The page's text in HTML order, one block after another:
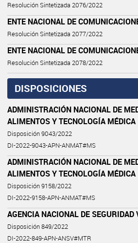
Resolución Sintetizada 2076/2022
ENTE NACIONAL DE
Resolución Sintetizada 2077/2022
ENTE NACIONAL DE
Resolución Sintetizada 2078/2022
DISPOSICIONES
ADMINISTRACIÓN NACIONAL DE
ALIMENTOS Y TECNOLOGÍA MÉDICA
Disposición 9043/2022
DI-2022-9043-APN-ANMAT#MS
ADMINISTRACIÓN NACIONAL DE
ALIMENTOS Y TECNOLOGÍA MÉDICA
Disposición 9158/2022
DI-2022-9158-APN-ANMAT#MS
AGENCIA NACIONAL DE SEGURIDAD
Disposición 849/2022
DI-2022-849-APN-ANSV#MTR